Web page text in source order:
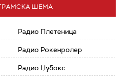
ШЕМА
Радио Плетеница
Радио Рокенролер
Радио Џубокс